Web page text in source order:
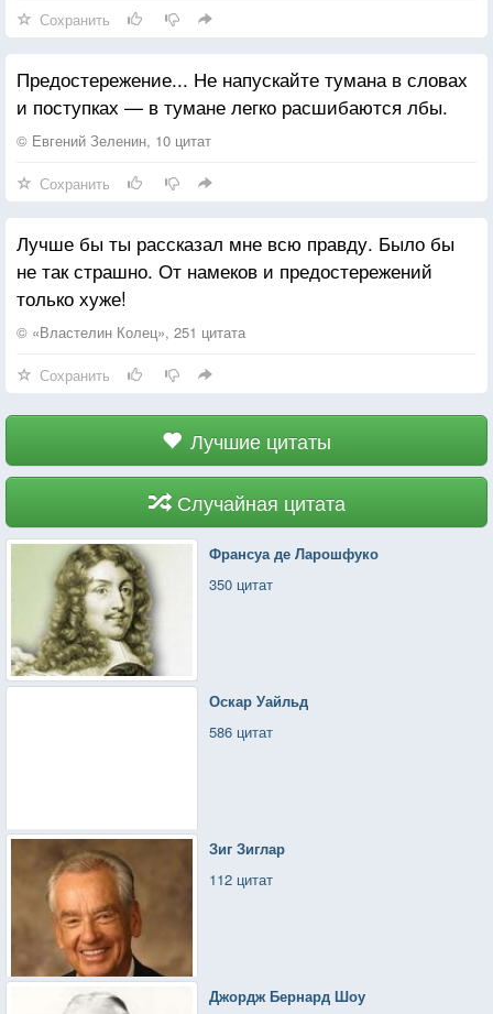
Сохранить
Предостережение... Не напускайте тумана в словах
и поступках — в тумане легко расшибаются лбы.
© Евгений Зеленин, 10 цитат
Сохранить
Лучше бы ты рассказал мне всю правду. Было бы
не так страшно. От намеков и предостережений
только хуже!
© «Властелин Колец», 251 цитата
Сохранить
Лучшие цитаты
Случайная цитата
Франсуа де Ларошфуко
350 цитат
Оскар Уайльд
586 цитат
Зиг Зиглар
112 цитат
Джордж Бернард Шоу